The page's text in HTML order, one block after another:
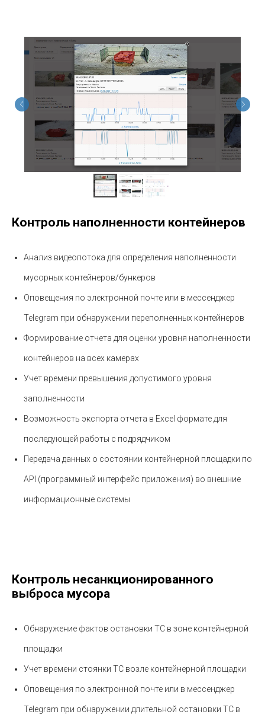
Контроль наполненности контейнеров
Анализ видеопотока для определения наполненности
мусорных контейнеров/бункеров
Оповещения по электронной почте или в мессенджер
Telegram при обнаружении переполненных контейнеров
Формирование отчета для оценки уровня наполненности
контейнеров на всех камерах
Учет времени превышения допустимого уровня
заполненности
Возможность экспорта отчета в Excel формате для
последующей работы с подрядчиком
Передача данных о состоянии контейнерной площадки по
API (программный интерфейс приложения) во внешние
информационные системы
Контроль несанкционированного
выброса мусора
Обнаружение фактов остановки ТС в зоне контейнерной
площадки
Учет времени стоянки ТС возле контейнерной площадки
Оповещения по электронной почте или в мессенджер
Telegram при обнаружении длительной остановки ТС в